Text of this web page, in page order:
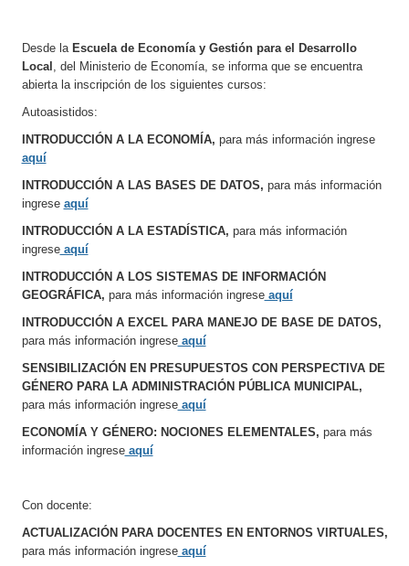
Desde la Escuela de Economía y Gestión para el Desarrollo
Local , del Ministerio de Economía, se informa que se encuentra
abierta la inscripción de los siguientes cursos:
Autoasistidos:
INTRODUCCIÓN A LA ECONOMÍA, para más información ingrese
aquí
INTRODUCCIÓN A LAS BASES DE DATOS, para más información
ingrese aquí
INTRODUCCIÓN A LA ESTADÍSTICA, para más información
ingreseaquí
INTRODUCCIÓN A LOS SISTEMAS DE INFORMACIÓN
GEOGRÁFICA, para más información ingreseaquí
INTRODUCCIÓN A EXCEL PARA MANEJO DE BASE DE DATOS,
para más información ingreseaquí
SENSIBILIZACIÓN EN PRESUPUESTOS CON PERSPECTIVA DE
GÉNERO PARA LA ADMINISTRACIÓN PÚBLICA MUNICIPAL,
para más información ingreseaquí
ECONOMÍA Y GÉNERO: NOCIONES ELEMENTALES, para más
información ingreseaquí
Con docente:
ACTUALIZACIÓN PARA DOCENTES EN ENTORNOS VIRTUALES,
para más información ingreseaquí